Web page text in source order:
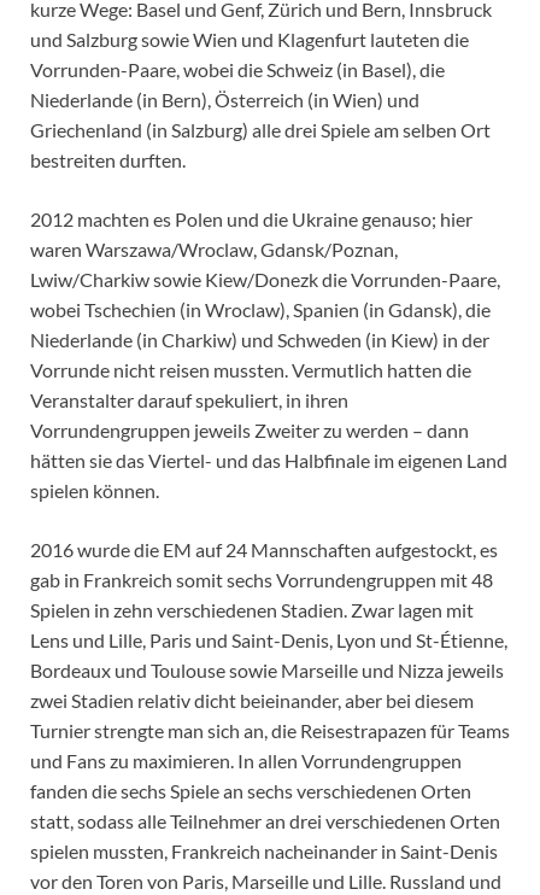
kurze Wege: Basel und Genf, Zürich und Bern, Innsbruck
und Salzburg sowie Wien und Klagenfurt lauteten die
Vorrunden-Paare, wobei die Schweiz (in Basel), die
Niederlande (in Bern), Österreich (in Wien) und
Griechenland (in Salzburg) alle drei Spiele am selben Ort
bestreiten durften.
2012 machten es Polen und die Ukraine genauso; hier
waren Warszawa/Wroclaw, Gdansk/Poznan,
Lwiw/Charkiw sowie Kiew/Donezk die Vorrunden-Paare,
wobei Tschechien (in Wroclaw), Spanien (in Gdansk), die
Niederlande (in Charkiw) und Schweden (in Kiew) in der
Vorrunde nicht reisen mussten. Vermutlich hatten die
Veranstalter darauf spekuliert, in ihren
Vorrundengruppen jeweils Zweiter zu werden – dann
hätten sie das Viertel- und das Halbfinale im eigenen Land
spielen können.
2016 wurde die EM auf 24 Mannschaften aufgestockt, es
gab in Frankreich somit sechs Vorrundengruppen mit 48
Spielen in zehn verschiedenen Stadien. Zwar lagen mit
Lens und Lille, Paris und Saint-Denis, Lyon und St-Étienne,
Bordeaux und Toulouse sowie Marseille und Nizza jeweils
zwei Stadien relativ dicht beieinander, aber bei diesem
Turnier strengte man sich an, die Reisestrapazen für Teams
und Fans zu maximieren. In allen Vorrundengruppen
fanden die sechs Spiele an sechs verschiedenen Orten
statt, sodass alle Teilnehmer an drei verschiedenen Orten
spielen mussten, Frankreich nacheinander in Saint-Denis
vor den Toren von Paris, Marseille und Lille. Russland und